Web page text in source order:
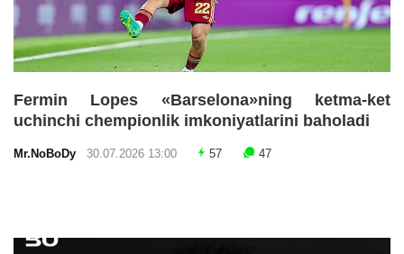
Fermin Lopes «Barselona»ning ketma-ket
uchinchi chempionlik imkoniyatlarini baholadi
Mr.NoBoDy 30.07.2026 13:00 57 47